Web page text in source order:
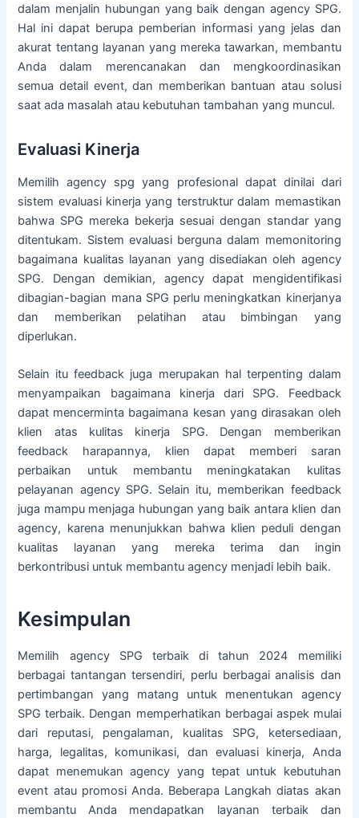
dalam menjalin hubungan yang baik dengan agency SPG.
Hal ini dapat berupa pemberian informasi yang jelas dan
akurat tentang layanan yang mereka tawarkan, membantu
Anda dalam merencanakan dan mengkoordinasikan
semua detail event, dan memberikan bantuan atau solusi
saat ada masalah atau kebutuhan tambahan yang muncul.
Evaluasi Kinerja
Memilih agency spg yang profesional dapat dinilai dari
sistem evaluasi kinerja yang terstruktur dalam memastikan
bahwa SPG mereka bekerja sesuai dengan standar yang
ditentukam. Sistem evaluasi berguna dalam memonitoring
bagaimana kualitas layanan yang disediakan oleh agency
SPG. Dengan demikian, agency dapat mengidentifikasi
dibagian-bagian mana SPG perlu meningkatkan kinerjanya
dan memberikan pelatihan atau bimbingan yang
diperlukan.
Selain itu feedback juga merupakan hal terpenting dalam
menyampaikan bagaimana kinerja dari SPG. Feedback
dapat mencerminta bagaimana kesan yang dirasakan oleh
klien atas kulitas kinerja SPG. Dengan memberikan
feedback harapannya, klien dapat memberi saran
perbaikan untuk membantu meningkatakan kulitas
pelayanan agency SPG. Selain itu, memberikan feedback
juga mampu menjaga hubungan yang baik antara klien dan
agency, karena menunjukkan bahwa klien peduli dengan
kualitas layanan yang mereka terima dan ingin
berkontribusi untuk membantu agency menjadi lebih baik.
Kesimpulan
Memilih agency SPG terbaik di tahun 2024 memiliki
berbagai tantangan tersendiri, perlu berbagai analisis dan
pertimbangan yang matang untuk menentukan agency
SPG terbaik. Dengan memperhatikan berbagai aspek mulai
dari reputasi, pengalaman, kualitas SPG, ketersediaan,
harga, legalitas, komunikasi, dan evaluasi kinerja, Anda
dapat menemukan agency yang tepat untuk kebutuhan
event atau promosi Anda. Beberapa Langkah diatas akan
membantu Anda mendapatkan layanan terbaik dan